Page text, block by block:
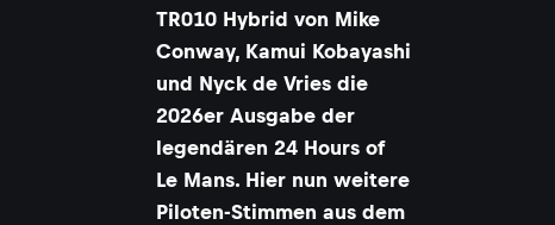
TR010 Hybrid von Mike
Conway, Kamui Kobayashi
und Nyck de Vries die
2026er Ausgabe der
legendären 24 Hours of
Le Mans. Hier nun weitere
Piloten-Stimmen aus dem